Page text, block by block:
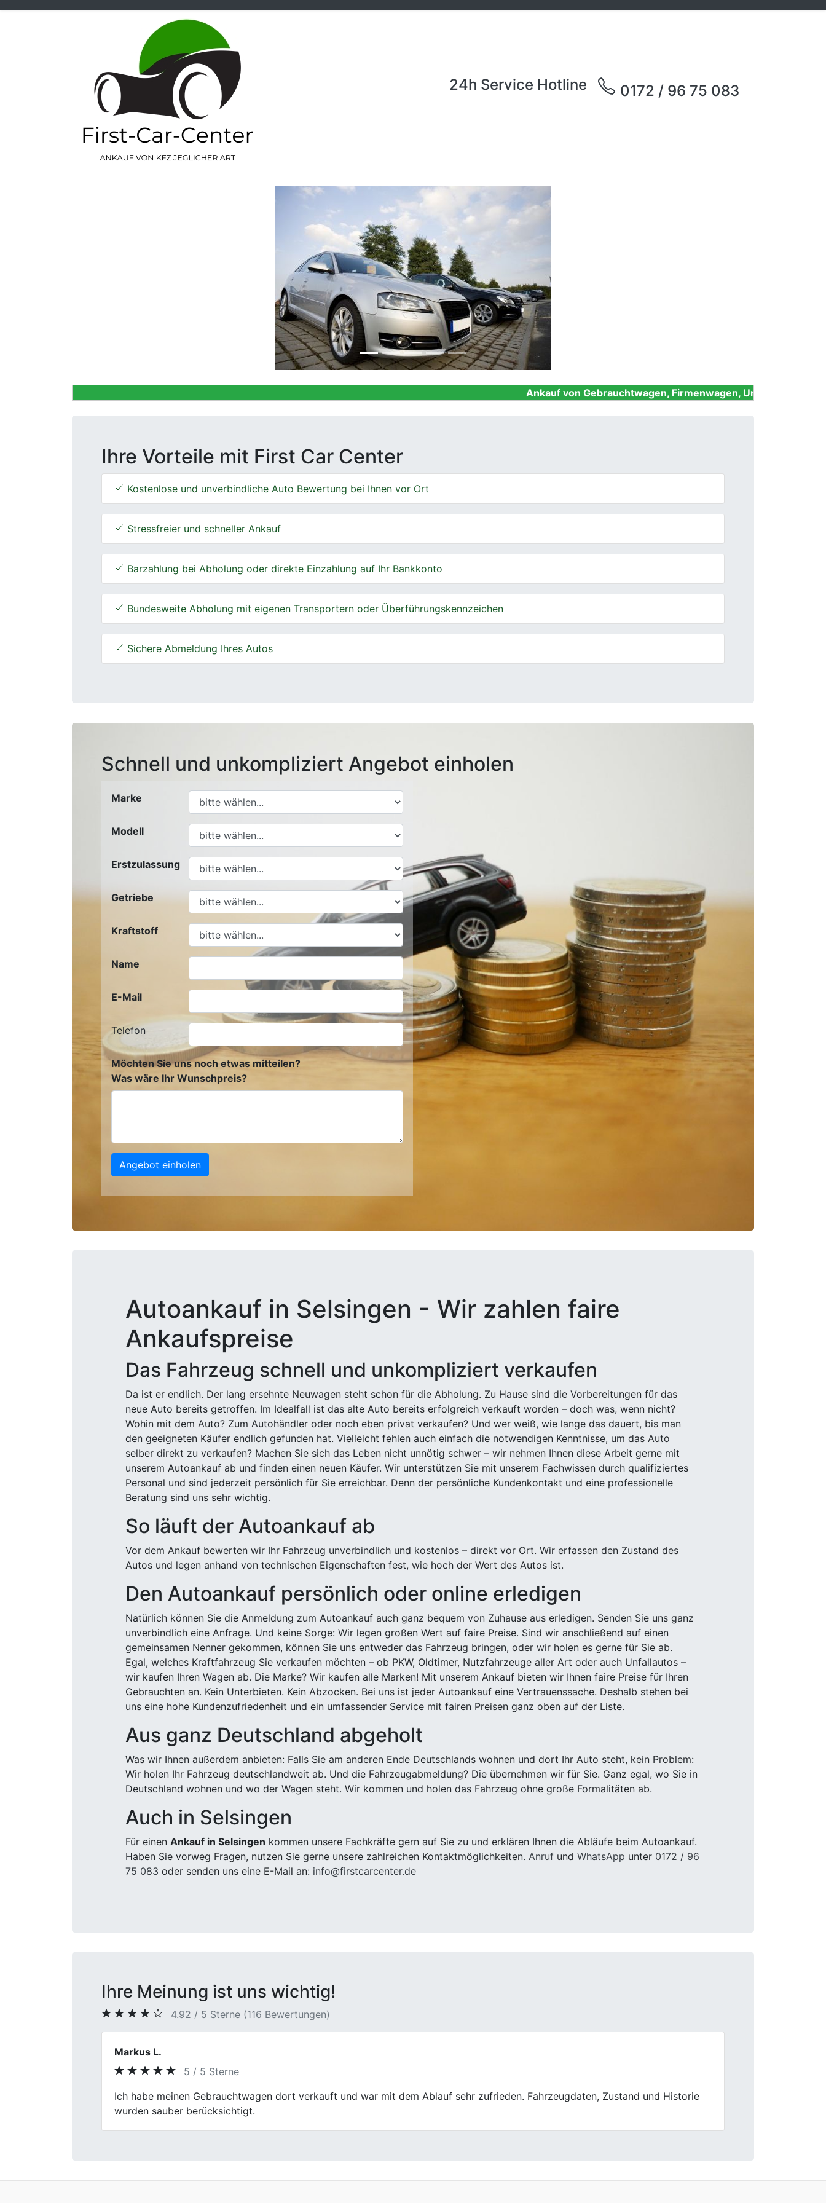
24h Service Hotline 0172 / 96 75 083
Ankauf von Gebrauchtwagen, Firmenwagen, Unfallwagen,
Ihre Vorteile mit First Car Center
Kostenlose und unverbindliche Auto Bewertung bei Ihnen vor Ort
Stressfreier und schneller Ankauf
Barzahlung bei Abholung oder direkte Einzahlung auf Ihr Bankkonto
Bundesweite Abholung mit eigenen Transportern oder Überführungskennzeichen
Sichere Abmeldung Ihres Autos
Schnell und unkompliziert Angebot einholen
Marke
Modell
Erstzulassung
Getriebe
Kraftstoff
Name
E-Mail
Telefon
Möchten Sie uns noch etwas mitteilen?
Was wäre Ihr Wunschpreis?
Angebot einholen
Autoankauf in Selsingen - Wir zahlen faire
Ankaufspreise
Das Fahrzeug schnell und unkompliziert verkaufen
Da ist er endlich. Der lang ersehnte Neuwagen steht schon für die Abholung. Zu Hause sind die Vorbereitungen für das
neue Auto bereits getroffen. Im Idealfall ist das alte Auto bereits erfolgreich verkauft worden – doch was, wenn nicht?
Wohin mit dem Auto? Zum Autohändler oder noch eben privat verkaufen? Und wer weiß, wie lange das dauert, bis man
den geeigneten Käufer endlich gefunden hat. Vielleicht fehlen auch einfach die notwendigen Kenntnisse, um das Auto
selber direkt zu verkaufen? Machen Sie sich das Leben nicht unnötig schwer – wir nehmen Ihnen diese Arbeit gerne mit
unserem Autoankauf ab und finden einen neuen Käufer. Wir unterstützen Sie mit unserem Fachwissen durch qualifiziertes
Personal und sind jederzeit persönlich für Sie erreichbar. Denn der persönliche Kundenkontakt und eine professionelle
Beratung sind uns sehr wichtig.
So läuft der Autoankauf ab
Vor dem Ankauf bewerten wir Ihr Fahrzeug unverbindlich und kostenlos – direkt vor Ort. Wir erfassen den Zustand des
Autos und legen anhand von technischen Eigenschaften fest, wie hoch der Wert des Autos ist.
Den Autoankauf persönlich oder online erledigen
Natürlich können Sie die Anmeldung zum Autoankauf auch ganz bequem von Zuhause aus erledigen. Senden Sie uns ganz
unverbindlich eine Anfrage. Und keine Sorge: Wir legen großen Wert auf faire Preise. Sind wir anschließend auf einen
gemeinsamen Nenner gekommen, können Sie uns entweder das Fahrzeug bringen, oder wir holen es gerne für Sie ab.
Egal, welches Kraftfahrzeug Sie verkaufen möchten – ob PKW, Oldtimer, Nutzfahrzeuge aller Art oder auch Unfallautos –
wir kaufen Ihren Wagen ab. Die Marke? Wir kaufen alle Marken! Mit unserem Ankauf bieten wir Ihnen faire Preise für Ihren
Gebrauchten an. Kein Unterbieten. Kein Abzocken. Bei uns ist jeder Autoankauf eine Vertrauenssache. Deshalb stehen bei
uns eine hohe Kundenzufriedenheit und ein umfassender Service mit fairen Preisen ganz oben auf der Liste.
Aus ganz Deutschland abgeholt
Was wir Ihnen außerdem anbieten: Falls Sie am anderen Ende Deutschlands wohnen und dort Ihr Auto steht, kein Problem:
Wir holen Ihr Fahrzeug deutschlandweit ab. Und die Fahrzeugabmeldung? Die übernehmen wir für Sie. Ganz egal, wo Sie in
Deutschland wohnen und wo der Wagen steht. Wir kommen und holen das Fahrzeug ohne große Formalitäten ab.
Auch in Selsingen
Für einen Ankauf in Selsingen kommen unsere Fachkräfte gern auf Sie zu und erklären Ihnen die Abläufe beim Autoankauf.
Haben Sie vorweg Fragen, nutzen Sie gerne unsere zahlreichen Kontaktmöglichkeiten. Anruf und WhatsApp unter 0172 / 96
75 083 oder senden uns eine E-Mail an: info@firstcarcenter.de
Ihre Meinung ist uns wichtig!
4.92 / 5 Sterne (116 Bewertungen)
Anna-Lena Müller
5 / 5 Sterne
Ich war angenehm überrascht von meinem Verkauf bei First Car Center in Hemer. Die Leute dort waren echt freundlich und die
Bewertung meines alten Wagens war fair. Die Abwicklung ging fix und ohne Komplikationen über die Bühne. Kann ich nur
Previous Next